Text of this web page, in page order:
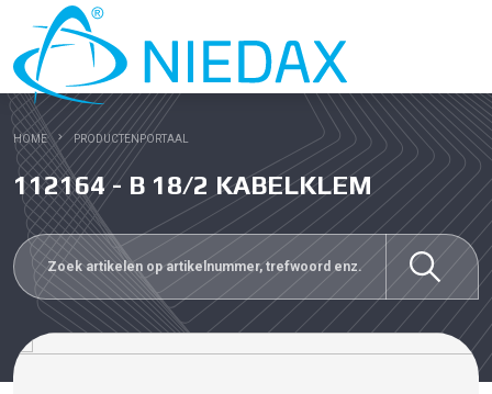
HOME PRODUCTENPORTAAL
112164 - B 18/2 KABELKLEM